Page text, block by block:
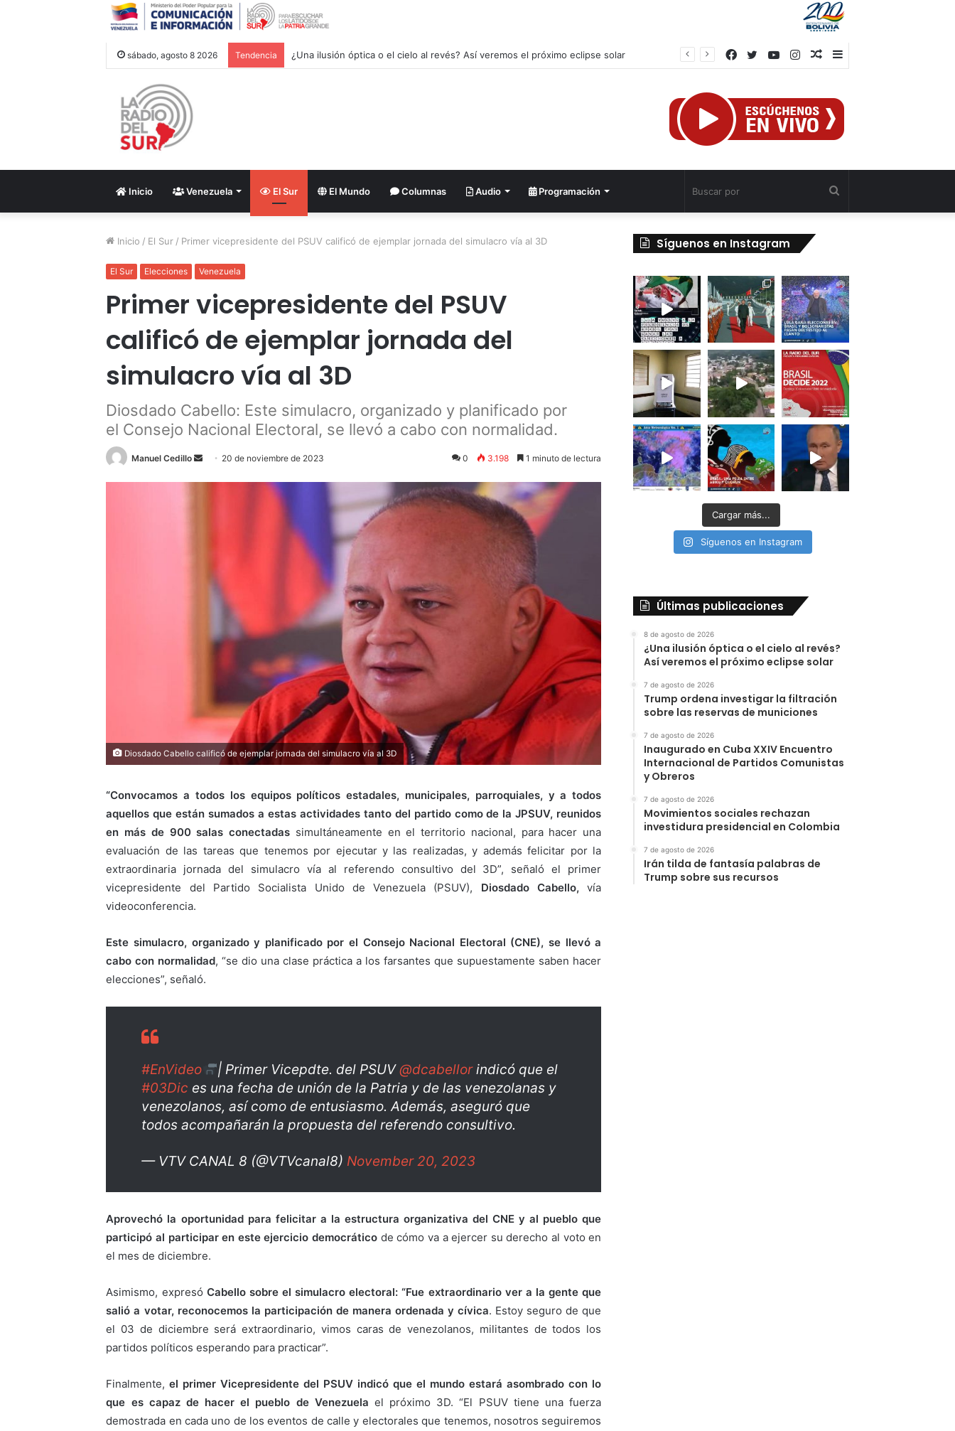
sábado, agosto 8 2026 Tendencia ¿Una ilusión óptica o el cielo al revés? Así veremos el próximo eclipse solar
Barra
Publicación
azar
Instagram
YouTube
Twitter
Facebook
Inicio Venezuela El Sur El Mundo Columnas Audio Programación
Inicio / El Sur / Primer vicepresidente del PSUV calificó de ejemplar jornada del simulacro vía al 3D
El Sur Elecciones Venezuela
Primer vicepresidente del PSUV
calificó de ejemplar jornada del
simulacro vía al 3D
Diosdado Cabello: Este simulacro, organizado y planificado por
el Consejo Nacional Electoral, se llevó a cabo con normalidad.
Manuel Cedillo
Send20 de noviembre de 2023 0 3.198 1 minuto de lectura
Diosdado Cabello calificó de ejemplar jornada del simulacro vía al 3D
“Convocamos a todos los equipos políticos estadales, municipales, parroquiales, y a todos
aquellos que están sumados a estas actividades tanto del partido como de la JPSUV, reunidos
en más de 900 salas conectadas simultáneamente en el territorio nacional, para hacer una
evaluación de las tareas que tenemos por ejecutar y las realizadas, y además felicitar por la
extraordinaria jornada del simulacro vía al referendo consultivo del 3D”, señaló el primer
vicepresidente del Partido Socialista Unido de Venezuela (PSUV), Diosdado Cabello,vía
videoconferencia.
Este simulacro, organizado y planificado por el Consejo Nacional Electoral (CNE), se llevó a
cabo con normalidad, “se dio una clase práctica a los farsantes que supuestamente saben hacer
elecciones”, señaló.
#EnVideo | Primer Vicepdte. del PSUV@dcabellorindicó que el
#03Dic es una fecha de unión de la Patria y de las venezolanas y
venezolanos, así como de entusiasmo. Además, aseguró que
todos acompañarán la propuesta del referendo consultivo.
— VTV CANAL 8 (@VTVcanal8) November 20, 2023
Aprovechó la oportunidad para felicitar a la estructura organizativa del CNE y al pueblo que
participó al participar en este ejercicio democrático de cómo va a ejercer su derecho al voto en
el mes de diciembre.
Asimismo, expresó Cabello sobre el simulacro electoral: “Fue extraordinario ver a la gente que
salió a votar, reconocemos la participación de manera ordenada y cívica. Estoy seguro de que
el 03 de diciembre será extraordinario, vimos caras de venezolanos, militantes de todos los
partidos políticos esperando para practicar”.
Finalmente,el primer Vicepresidente del PSUV indicó que el mundo estará asombrado con lo
que es capaz de hacer el pueblo de Venezuela el próximo 3D. “El PSUV tiene una fuerza
demostrada en cada uno de los eventos de calle y electorales que tenemos, nosotros seguiremos
Síguenos en Instagram
Cargar más...
Síguenos en Instagram
Últimas publicaciones
8 de agosto de 2026
¿Una ilusión óptica o el cielo al revés?
Así veremos el próximo eclipse solar
7 de agosto de 2026
Trump ordena investigar la filtración
sobre las reservas de municiones
7 de agosto de 2026
Inaugurado en Cuba XXIV Encuentro
Internacional de Partidos Comunistas
y Obreros
7 de agosto de 2026
Movimientos sociales rechazan
investidura presidencial en Colombia
7 de agosto de 2026
Irán tilda de fantasía palabras de
Trump sobre sus recursos